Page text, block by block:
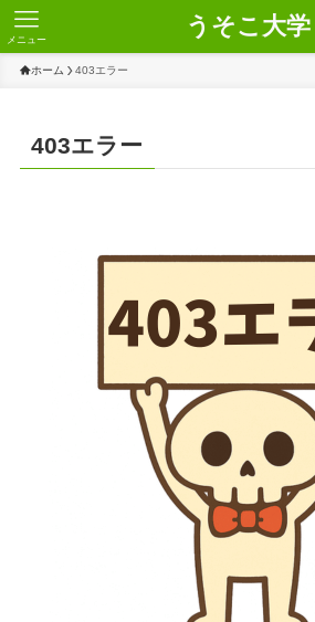
うそこ大学
メニュー
ホーム 403エラー
403エラー